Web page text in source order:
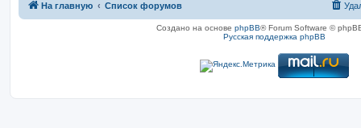
На главную Список форумов
Создано на основе phpBB® Forum Software ©
Русская поддержка phpBB